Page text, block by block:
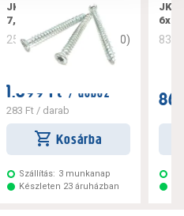
JKH tokrögzítő csavar
7,5x182
256221 0 0)
1.699 Ft / doboz
283 Ft/ darab
Kosárba
Szállítás: 3 munkanap
Készleten 23 áruházban
JKH